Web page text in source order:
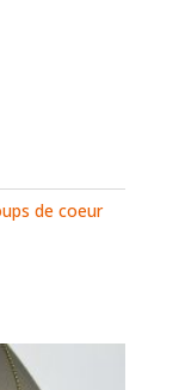
de coeur